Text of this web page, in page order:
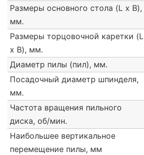
Размеры основного стола (L x B),
мм.
Размеры торцовочной каретки (L
x B), мм.
Диаметр пилы (пил), мм.
Посадочный диаметр шпинделя,
мм.
Частота вращения пильного
диска, об/мин.
Наибольшее вертикальное
перемещение пилы, мм